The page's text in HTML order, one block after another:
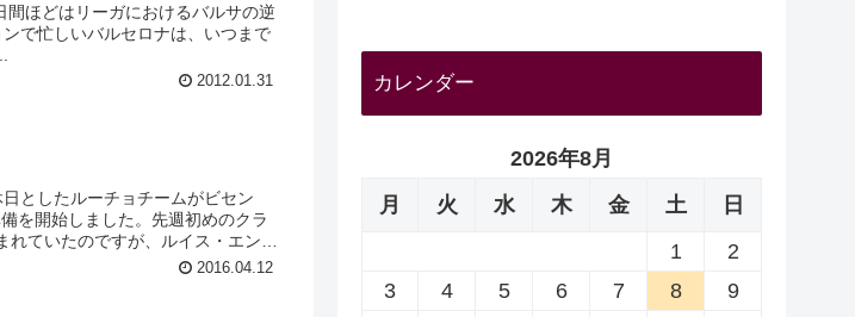
で忙しいバルセロナは、いつまで
2012.01.31
としたルーチョチームがビセン
を開始しました。先週初めのクラ
ていたのですが、ルイス・エンリ
判断したのでしょう。監督は試合
2016.04.12
カレンダー
2026年8月
月
火 水 木 金 土
日
1
2
3
4 5 6 7 8
9